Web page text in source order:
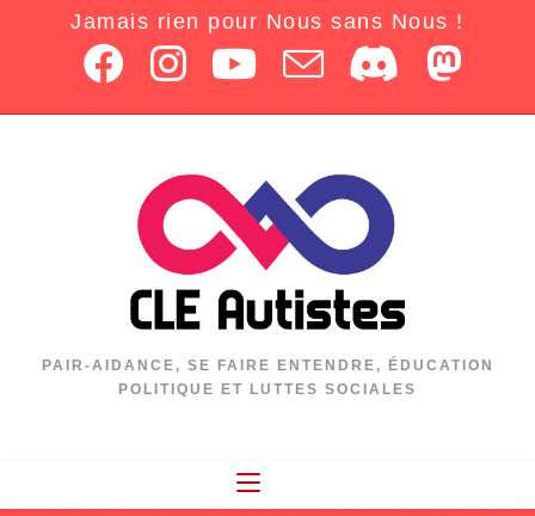
Jamais rien pour Nous sans Nous !
PAIR-AIDANCE, SE FAIRE ENTENDRE, ÉDUCATION
POLITIQUE ET LUTTES SOCIALES